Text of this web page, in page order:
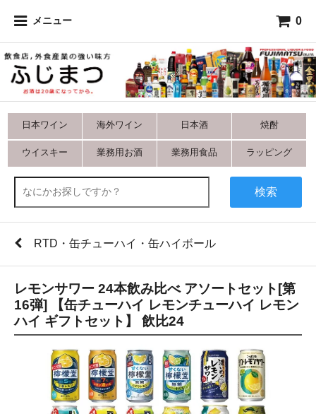
メニュー 0
日本ワイン 海外ワイン 日本酒 焼酎
ウイスキー 業務用お酒 業務用食品 ラッピング
検索
RTD・缶チューハイ・缶ハイボール
レモンサワー 24本飲み比べ アソートセット[第
16弾] 【缶チューハイ レモンチューハイ レモン
ハイ ギフトセット】 飲比24